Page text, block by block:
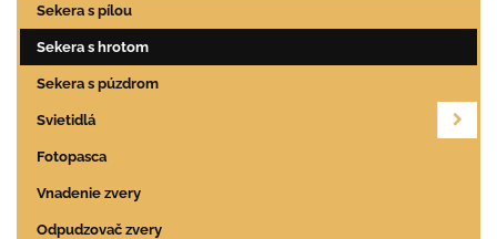
Sekera s pílou
Sekera s hrotom
Sekera s púzdrom
Svietidlá
Fotopasca
Vnadenie zvery
Odpudzovač zvery